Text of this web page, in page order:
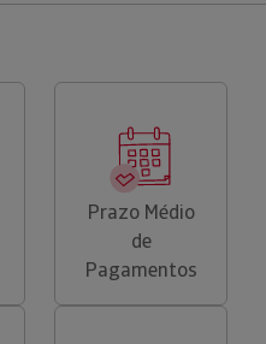
Prazo Médio
de
Pagamentos